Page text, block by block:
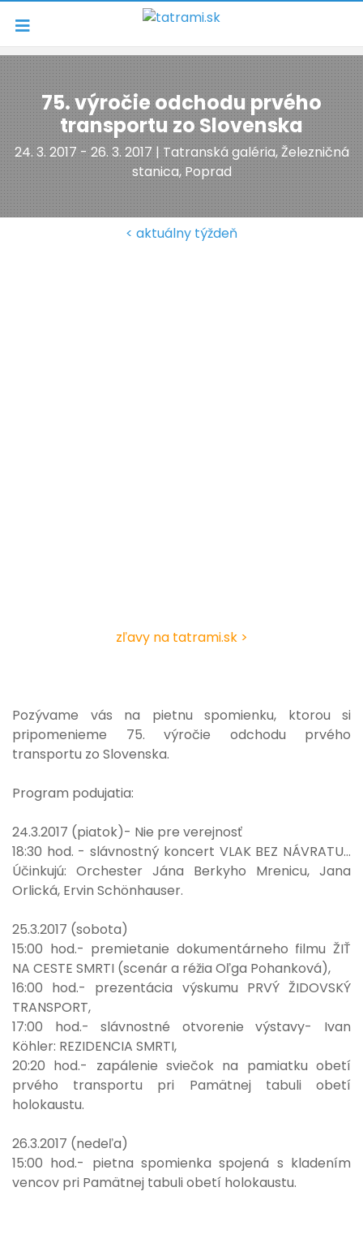
Navigácia
75. výročie odchodu prvého
transportu zo Slovenska
24. 3. 2017 - 26. 3. 2017 | Tatranská galéria, Železničná
stanica, Poprad
< aktuálny týždeň
zľavy na tatrami.sk >
Pozývame vás na pietnu spomienku, ktorou si
pripomenieme 75. výročie odchodu prvého
transportu zo Slovenska.
Program podujatia:
24.3.2017 (piatok)- Nie pre verejnosť
18:30 hod. - slávnostný koncert VLAK BEZ NÁVRATU…
Účinkujú: Orchester Jána Berkyho Mrenicu, Jana
Orlická, Ervin Schönhauser.
25.3.2017 (sobota)
15:00 hod.- premietanie dokumentárneho filmu ŽIŤ
NA CESTE SMRTI (scenár a réžia Oľga Pohanková),
16:00 hod.- prezentácia výskumu PRVÝ ŽIDOVSKÝ
TRANSPORT,
17:00 hod.- slávnostné otvorenie výstavy- Ivan
Köhler: REZIDENCIA SMRTI,
20:20 hod.- zapálenie sviečok na pamiatku obetí
prvého transportu pri Pamätnej tabuli obetí
holokaustu.
26.3.2017 (nedeľa)
15:00 hod.- pietna spomienka spojená s kladením
vencov pri Pamätnej tabuli obetí holokaustu.